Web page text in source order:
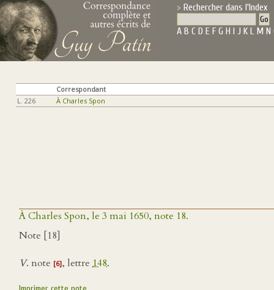
Rechercher dans l'Index
A B C D E F G H I J K L M N